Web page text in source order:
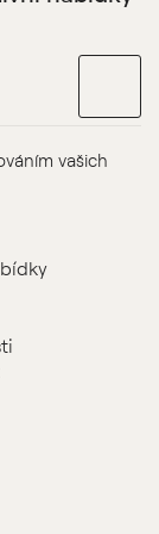
vašich